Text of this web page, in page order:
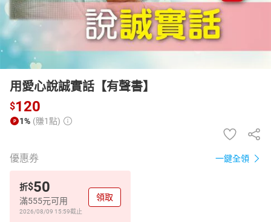
用愛心說誠實話【有聲書】
$120
1% (賺1點)
優惠券 一鍵全領
折$50
滿555元可用
2026/08/09 15:59截止
領取